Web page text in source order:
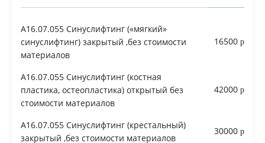
A16.07.055 Синуслифтинг («мягкий»
синуслифтинг) закрытый ,без стоимости
материалов
16500
A16.07.055 Синуслифтинг (костная
пластика, остеопластика) открытый без
стоимости материалов
42000
A16.07.055 Синуслифтинг (крестальный)
закрытый ,без стоимости материалов
30000